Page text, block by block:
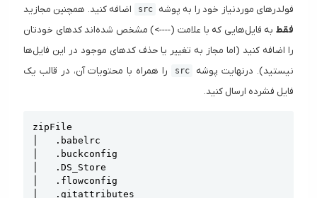
فولدرهای موردنیاز خود را به پوشه
src
اضافه کنید. همچنین مجازید
فقط به فایل‌هایی که با علامت (---->) مشخص شده‌اند کد‌های خودتان
را اضافه کنید (اما مجاز به تغییر یا حذف کد‌های موجود در این فایل‌ها
نیستید). درنهایت پوشه
src
را همراه با محتویات آن، در قالب یک
فایل فشرده ارسال کنید.
zipFile
│   .babelrc
│   .buckconfig
│   .DS_Store
│   .flowconfig
│   .gitattributes